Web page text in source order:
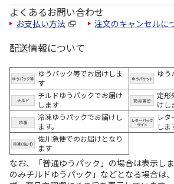
よくあるお問い合わせ
お支払い方法 注文のキャンセルに
配送情報について
ゆうパック等でお届けしま
す
ゆう
チルドゆうパックでお届け
します
定形
けし
冷凍ゆうパックでお届けし
ます。
レ
しま
佐川急便でのお届けとなり
ます
なお、「普通ゆうパック」の場合は表示し
のみチルドゆうパック」などとなる場合は